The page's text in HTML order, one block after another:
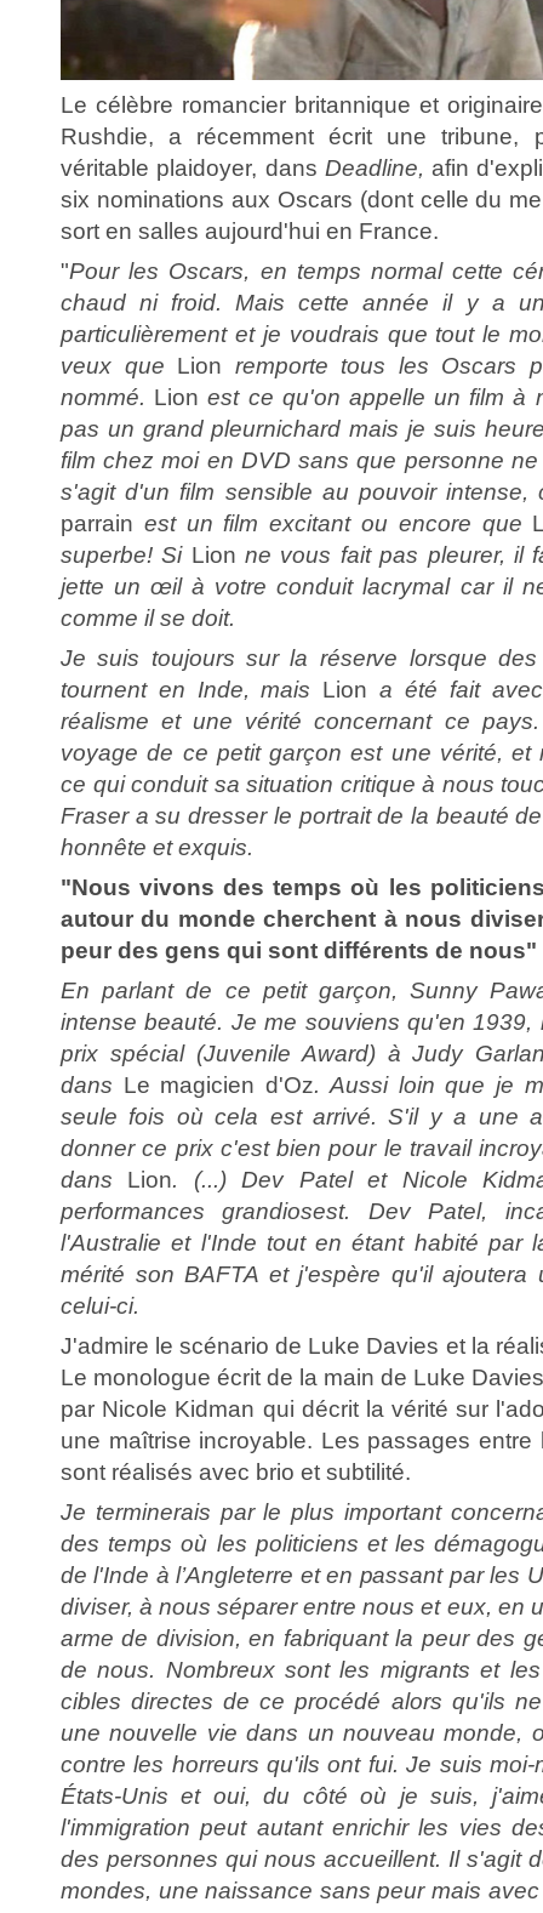
Le célèbre romancier britannique et
Rushdie, a récemment écrit une
véritable plaidoyer, dans Deadline, afin
six nominations aux Oscars (dont celle du
sort en salles aujourd'hui en France.
"Pour les Oscars, en temps normal cette
chaud ni froid. Mais cette année il y a
particulièrement et je voudrais que tout le
veux que Lion remporte tous les Oscars
nommé. Lion est ce qu'on appelle un film à
pas un grand pleurnichard mais je suis
film chez moi en DVD sans que personne
s'agit d'un film sensible au pouvoir
parrain est un film excitant ou encore que
superbe! Si Lion ne vous fait pas pleurer, il
jette un œil à votre conduit lacrymal car il
comme il se doit.
Je suis toujours sur la réserve lorsque
tournent en Inde, mais Lion a été fait
réalisme et une vérité concernant ce
voyage de ce petit garçon est une vérité, et
ce qui conduit sa situation critique à nous
Fraser a su dresser le portrait de la beauté
honnête et exquis.
"Nous vivons des temps où les
autour du monde cherchent à nous
peur des gens qui sont différents de nous"
En parlant de ce petit garçon, Sunny
intense beauté. Je me souviens qu'en 1939,
prix spécial (Juvenile Award) à Judy
dans Le magicien d'Oz. Aussi loin que je
seule fois où cela est arrivé. S'il y a une
donner ce prix c'est bien pour le travail
dans Lion. (...) Dev Patel et Nicole
performances grandiosest. Dev Patel,
l'Australie et l'Inde tout en étant habité par
mérité son BAFTA et j'espère qu'il
celui-ci.
J'admire le scénario de Luke Davies et la
Le monologue écrit de la main de Luke
par Nicole Kidman qui décrit la vérité sur
une maîtrise incroyable. Les passages
sont réalisés avec brio et subtilité.
Je terminerais par le plus important
des temps où les politiciens et les
de l'Inde à l’Angleterre et en passant par les
diviser, à nous séparer entre nous et eux, en
arme de division, en fabriquant la peur des
de nous. Nombreux sont les migrants et
cibles directes de ce procédé alors qu'ils
une nouvelle vie dans un nouveau monde,
contre les horreurs qu'ils ont fui. Je suis
États-Unis et oui, du côté où je suis,
l'immigration peut autant enrichir les vies
des personnes qui nous accueillent. Il s'agit
mondes, une naissance sans peur mais